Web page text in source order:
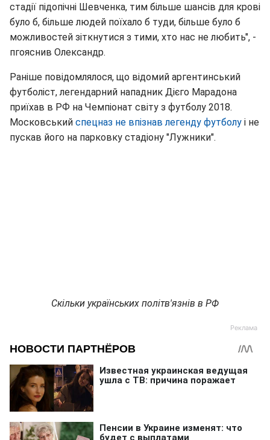
стадії підопічні Шевченка, тим більше шансів для крові
було б, більше людей поїхало б туди, більше було б
можливостей зіткнутися з тими, хто нас не любить", -
пгояснив Олександр.
Раніше повідомлялося, що відомий аргентинський
футболіст, легендарний нападник Дієго Марадона
приїхав в РФ на Чемпіонат світу з футболу 2018.
Московський спецназ не впізнав легенду футболу і не
пускав його на парковку стадіону "Лужники".
Скільки українських політв'язнів в РФ